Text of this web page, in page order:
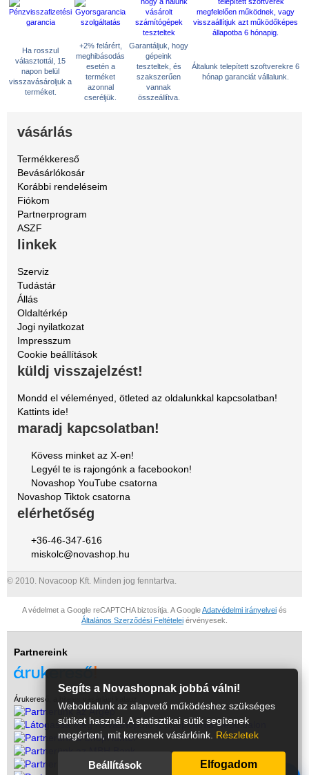
Ha rosszul
választottál, 15
napon belül
visszavásároljuk a
terméket.
+2% felárért,
meghibásodás
esetén a
terméket
azonnal
cseréljük.
Garantáljuk, hogy
gépeink
teszteltek, és
szakszerűen
vannak
összeállítva.
Általunk telepített szoftverekre 6
hónap garanciát vállalunk.
vásárlás
Termékkereső
Bevásárlókosár
Korábbi rendeléseim
Fiókom
Partnerprogram
ASZF
linkek
Szerviz
Tudástár
Állás
Oldaltérkép
Jogi nyilatkozat
Impresszum
Cookie beállítások
küldj visszajelzést!
Mondd el véleményed, ötleted az oldalunkkal kapcsolatban!
Kattints ide!
maradj kapcsolatban!
Kövess minket az X-en!
Legyél te is rajongónk a facebookon!
Novashop YouTube csatorna
Novashop Tiktok csatorna
elérhetőség
+36-46-347-616
miskolc@novashop.hu
© 2010. Novacoop Kft. Minden jog fenntartva.
A védelmet a Google reCAPTCHA biztosítja. A GoogleAdatvédelmi irányelvei és
Általános Szerződési Feltételei érvényesek.
Partnereink
Árukereső, a hiteles vásárlási kalauz
Segíts a Novashopnak jobbá válni!
Weboldalunk az alapvető működéshez szükséges
sütiket használ. A statisztikai sütik segítenek
megérteni, mit keresnek vásárlóink. Részletek
Beállítások Elfogadom